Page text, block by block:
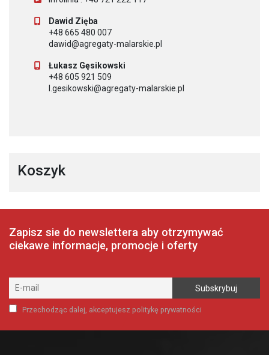
Dawid Zięba
+48 665 480 007
dawid@agregaty-malarskie.pl
Łukasz Gęsikowski
+48 605 921 509
l.gesikowski@agregaty-malarskie.pl
Koszyk
Zapisz sie do newslettera aby otrzymywać
ciekawe informacje, promocje i oferty
Przechodząc dalej, akceptujesz politykę prywatności